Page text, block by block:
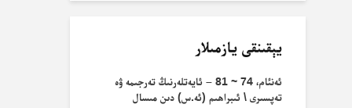
يېقىنقى يازمىلار
ئەنئام، 74 ~ 81 – ئايەتلەرنىڭ تەرجىمە ۋە
تەپسىرى \ ئىبراھىم (ئە.س) دىن مىسال